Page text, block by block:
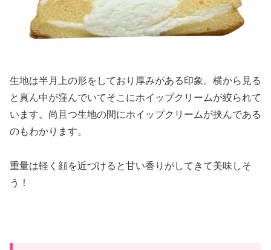
生地は半月上の形をしており厚みがある印象。横から見る
と真ん中が窪んでいてそこにホイップクリームが絞られて
います。尚且つ生地の間にホイップクリームが挟んである
のもわかります。
重量は軽く顔を近づけると甘い香りがしてきて美味しそ
う！